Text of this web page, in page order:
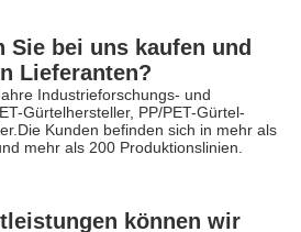
Sie bei uns kaufen und
Lieferanten?
Industrieforschungs- und
Gürtelhersteller, PP/PET-Gürtel-
Kunden befinden sich in mehr als
mehr als 200 Produktionslinien.
können wir